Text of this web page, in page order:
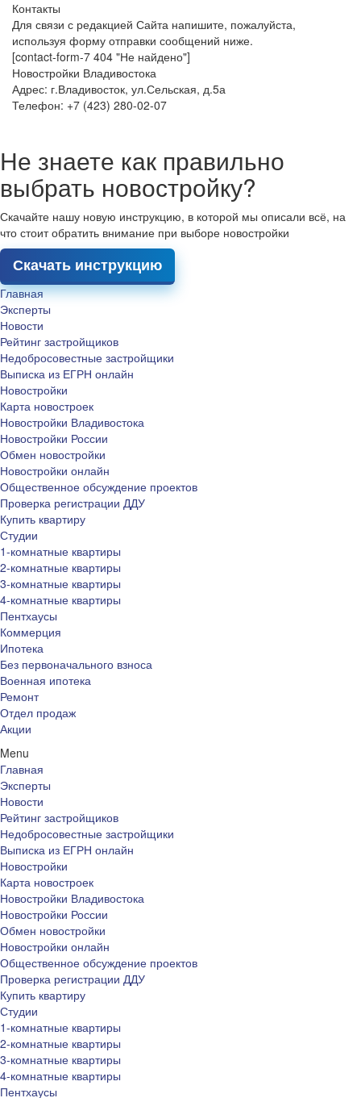
Контакты
Для связи с редакцией Сайта напишите, пожалуйста,
используя форму отправки сообщений ниже.
[contact-form-7 404 "Не найдено"]
Новостройки Владивостока
Адрес: г.Владивосток, ул.Сельская, д.5а
Телефон: +7 (423) 280-02-07
Не знаете как правильно
выбрать новостройку?
Скачайте нашу новую инструкцию, в которой мы описали всё, на
что стоит обратить внимание при выборе новостройки
Скачать инструкцию
Главная
Эксперты
Новости
Рейтинг застройщиков
Недобросовестные застройщики
Выписка из ЕГРН онлайн
Новостройки
Карта новостроек
Новостройки Владивостока
Новостройки России
Обмен новостройки
Новостройки онлайн
Общественное обсуждение проектов
Проверка регистрации ДДУ
Купить квартиру
Студии
1-комнатные квартиры
2-комнатные квартиры
3-комнатные квартиры
4-комнатные квартиры
Пентхаусы
Коммерция
Ипотека
Без первоначального взноса
Военная ипотека
Ремонт
Отдел продаж
Акции
Menu
Главная
Эксперты
Новости
Рейтинг застройщиков
Недобросовестные застройщики
Выписка из ЕГРН онлайн
Новостройки
Карта новостроек
Новостройки Владивостока
Новостройки России
Обмен новостройки
Новостройки онлайн
Общественное обсуждение проектов
Проверка регистрации ДДУ
Купить квартиру
Студии
1-комнатные квартиры
2-комнатные квартиры
3-комнатные квартиры
4-комнатные квартиры
Пентхаусы